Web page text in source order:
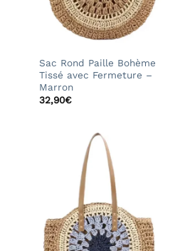
Sac Rond Paille Bohème
Tissé avec Fermeture –
Marron
32,90€